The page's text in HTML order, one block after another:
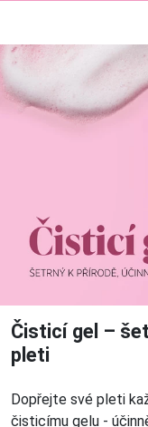
Čisticí gel –
pleti
Dopřejte své pleti
čisticímu gelu -